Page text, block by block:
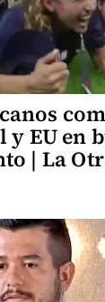
EU en
| La